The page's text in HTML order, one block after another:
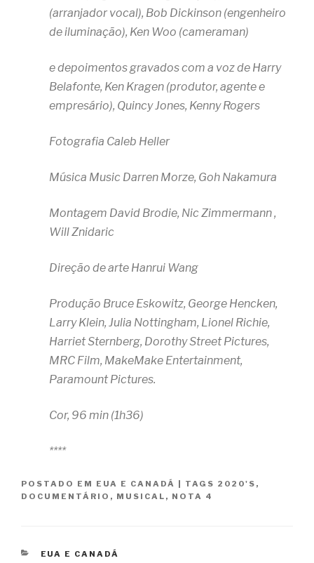
(arranjador vocal), Bob Dickinson (engenheiro
de iluminação), Ken Woo (cameraman)
e depoimentos gravados com a voz de Harry
Belafonte, Ken Kragen (produtor, agente e
empresário), Quincy Jones, Kenny Rogers
Fotografia Caleb Heller
Música Music Darren Morze, Goh Nakamura
Montagem David Brodie, Nic Zimmermann ,
Will Znidaric
Direção de arte Hanrui Wang
Produção Bruce Eskowitz, George Hencken,
Larry Klein, Julia Nottingham, Lionel Richie,
Harriet Sternberg, Dorothy Street Pictures,
MRC Film, MakeMake Entertainment,
Paramount Pictures.
Cor, 96 min (1h36)
****
POSTADO EM EUA E CANADÁ TAGS 2020'S ,
DOCUMENTÁRIO , MUSICAL , NOTA 4
CATEGORIAS
EUA E CANADÁ